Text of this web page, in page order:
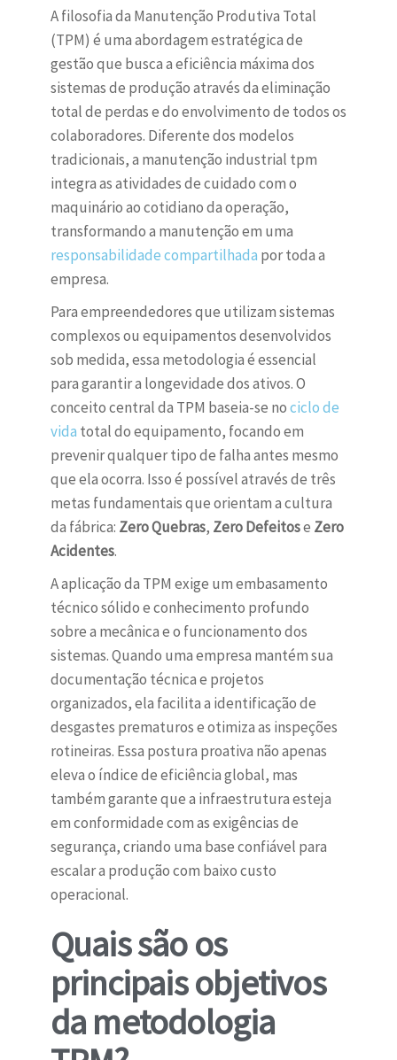
A filosofia da Manutenção Produtiva Total
(TPM) é uma abordagem estratégica de
gestão que busca a eficiência máxima dos
sistemas de produção através da eliminação
total de perdas e do envolvimento de todos os
colaboradores. Diferente dos modelos
tradicionais, a manutenção industrial tpm
integra as atividades de cuidado com o
maquinário ao cotidiano da operação,
transformando a manutenção em uma
responsabilidade compartilhada por toda a
empresa.
Para empreendedores que utilizam sistemas
complexos ou equipamentos desenvolvidos
sob medida, essa metodologia é essencial
para garantir a longevidade dos ativos. O
conceito central da TPM baseia-se nociclo de
vida total do equipamento, focando em
prevenir qualquer tipo de falha antes mesmo
que ela ocorra. Isso é possível através de três
metas fundamentais que orientam a cultura
da fábrica: Zero Quebras, Zero Defeitose Zero
Acidentes.
A aplicação da TPM exige um embasamento
técnico sólido e conhecimento profundo
sobre a mecânica e o funcionamento dos
sistemas. Quando uma empresa mantém sua
documentação técnica e projetos
organizados, ela facilita a identificação de
desgastes prematuros e otimiza as inspeções
rotineiras. Essa postura proativa não apenas
eleva o índice de eficiência global, mas
também garante que a infraestrutura esteja
em conformidade com as exigências de
segurança, criando uma base confiável para
escalar a produção com baixo custo
operacional.
Quais são os
principais objetivos
da metodologia